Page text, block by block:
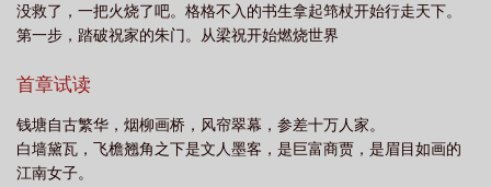
始穿越 从梁祝开始燃烧世界免费 从梁祝开始燃烧世界笔趣 从梁祝开始燃烧
开始燃烧世界笔趣阁无防盗
错
没救了，一把火烧了吧。格格不入的书生拿起筇杖开始行走天下。
第一步，踏破祝家的朱门。从梁祝开始燃烧世界
首章试读
钱塘自古繁华，烟柳画桥，风帘翠幕，参差十万人家。
白墙黛瓦，飞檐翘角之下是文人墨客，是巨富商贾，是眉目如画的
江南女子。